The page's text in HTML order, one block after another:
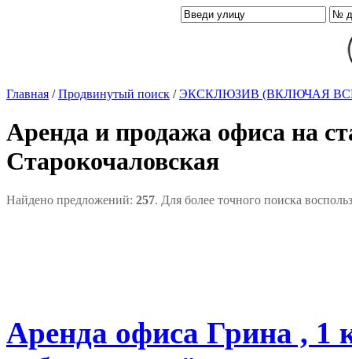
Главная /Продвинутый поиск /ЭКСКЛЮЗИВ (ВКЛЮЧАЯ
Аренда и продажа офиса на
Старокочаловская
Найдено предложений: 257. Для более точного поиска
Аренда офиса Грина , 1